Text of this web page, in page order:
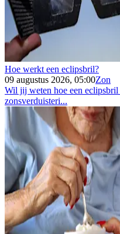
Hoe werkt een eclipsbril?
09 augustus 2026, 05:00Zon
Wil jij weten hoe een
zonsverduisteri...